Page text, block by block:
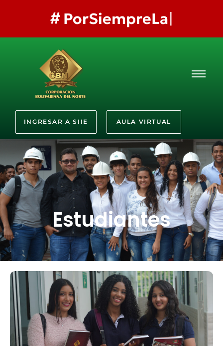
PorSiempreLaMejor
INGRESAR A SIIE AULA VIRTUAL
Estudiantes